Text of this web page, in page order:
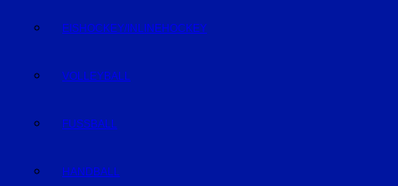
EISHOCKEY/INLINEHOCKEY
VOLLEYBALL
FUSSBALL
HANDBALL